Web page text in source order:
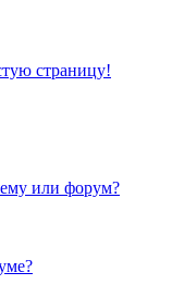
страницу!
или форум?